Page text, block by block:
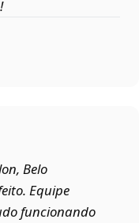
Belo
Equipe
funcionando